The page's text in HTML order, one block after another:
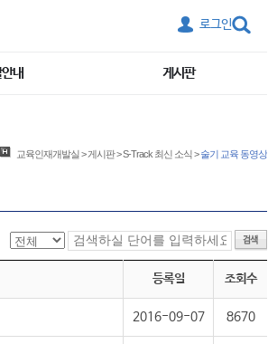
로그인
내 게시판
교육인재개발실>게시판>S-Track 최신 소식>술기 교육 동영상
등록일 조회수
2016-09-07 8670